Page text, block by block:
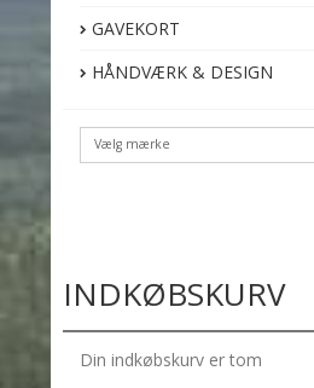
GAVEKORT
HÅNDVÆRK & DESIGN
INDKØBSKURV
Din indkøbskurv er tom